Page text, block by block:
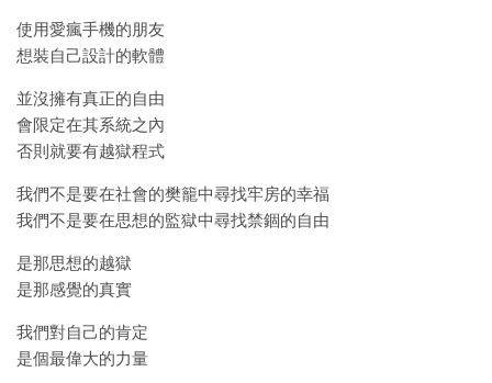
使用愛瘋手機的朋友
想裝自己設計的軟體
並沒擁有真正的自由
會限定在其系統之內
否則就要有越獄程式
我們不是要在社會的樊籠中尋找牢房的幸福
我們不是要在思想的監獄中尋找禁錮的自由
是那思想的越獄
是那感覺的真實
我們對自己的肯定
是個最偉大的力量